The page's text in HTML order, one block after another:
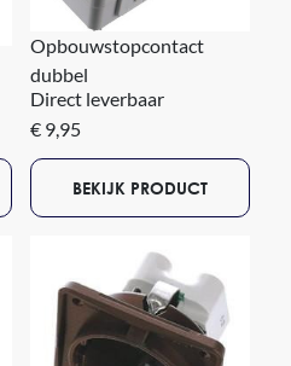
Opbouwstopcontact
dubbel
Direct leverbaar
€ 9,95
BEKIJK PRODUCT